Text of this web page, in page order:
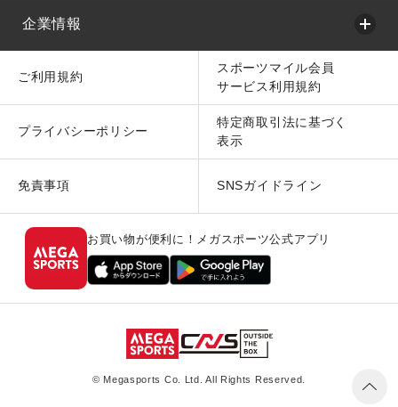
企業情報
ご利用規約
スポーツマイル会員
サービス利用規約
プライバシーポリシー
特定商取引法に基づく
表示
免責事項 SNSガイドライン
お買い物が便利に！メガスポーツ公式アプリ
© Megasports Co. Ltd. All Rights Reserved.